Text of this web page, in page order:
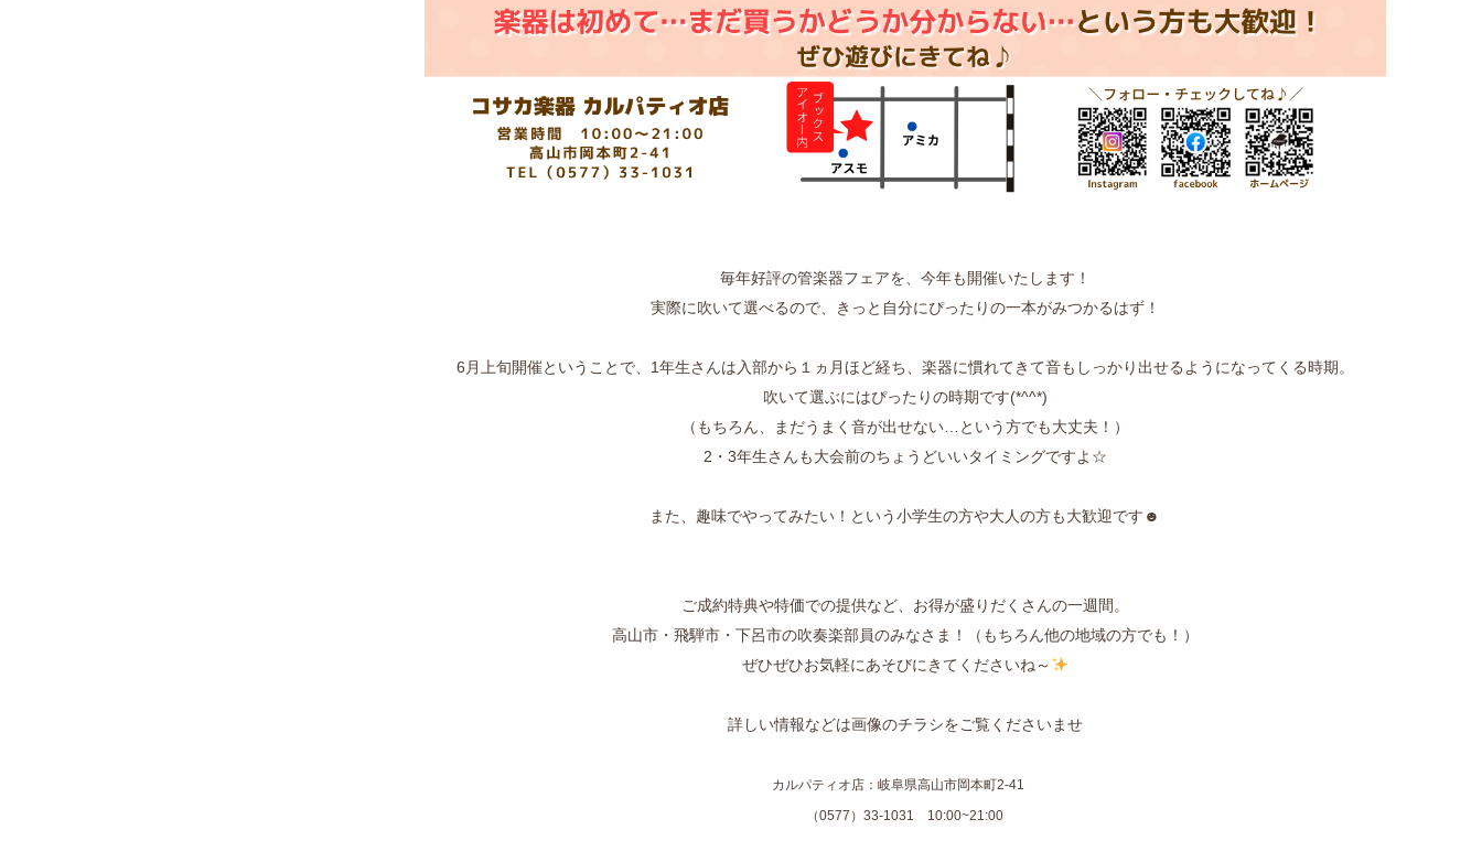
毎年好評の管楽器フェアを、今年も開催いたします！
実際に吹いて選べるので、きっと自分にぴったりの一本がみつかるはず！
6月上旬開催ということで、1年生さんは入部から１ヵ月ほど経ち、楽器に慣れてきて音もしっかり出せるようになってくる時期。
吹いて選ぶにはぴったりの時期です(*^^*)
（もちろん、まだうまく音が出せない…という方でも大丈夫！）
2・3年生さんも大会前のちょうどいいタイミングですよ☆
また、趣味でやってみたい！という小学生の方や大人の方も大歓迎です☻
ご成約特典や特価での提供など、お得が盛りだくさんの一週間。
高山市・飛騨市・下呂市の吹奏楽部員のみなさま！（もちろん他の地域の方でも！）
ぜひぜひお気軽にあそびにきてくださいね～
詳しい情報などは画像のチラシをご覧くださいませ
カルパティオ店：岐阜県高山市岡本町2-41
（0577）33-1031 10:00~21:00